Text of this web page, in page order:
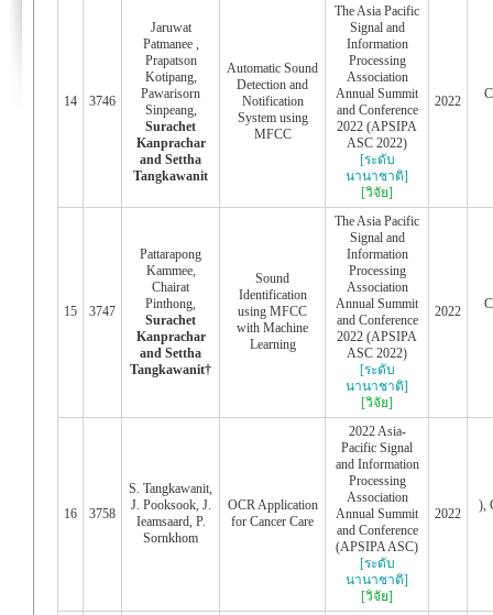
14 3746
Jaruwat
Patmanee ,
Prapatson
Kotipang,
Pawarisorn
Sinpeang,
Surachet
Kanprachar
and Settha
Tangkawanit
Automatic Sound
Detection and
Notification
System using
MFCC
The Asia Pacific
Signal and
Information
Processing
Association
Annual Summit
and Conference
2022 (APSIPA
ASC 2022)
[ระดับ
นานาชาติ]
[วิจัย]
2022
15 3747
Pattarapong
Kammee,
Chairat
Pinthong,
Surachet
Kanprachar
and Settha
Tangkawanit†
Sound
Identification
using MFCC
with Machine
Learning
The Asia Pacific
Signal and
Information
Processing
Association
Annual Summit
and Conference
2022 (APSIPA
ASC 2022)
[ระดับ
นานาชาติ]
[วิจัย]
2022
16 3758
S. Tangkawanit,
J. Pooksook, J.
Ieamsaard, P.
Sornkhom
OCR Application
for Cancer Care
2022 Asia-
Pacific Signal
and Information
Processing
Association
Annual Summit
and Conference
(APSIPA ASC)
[ระดับ
นานาชาติ]
[วิจัย]
2022
),